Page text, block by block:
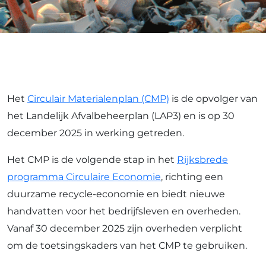
Het Circulair Materialenplan (CMP) is de opvolger van
het Landelijk Afvalbeheerplan (LAP3) en is op 30
december 2025 in werking getreden.
Het CMP is de volgende stap in het Rijksbrede
programma Circulaire Economie, richting een
duurzame recycle-economie en biedt nieuwe
handvatten voor het bedrijfsleven en overheden.
Vanaf 30 december 2025 zijn overheden verplicht
om de toetsingskaders van het CMP te gebruiken.